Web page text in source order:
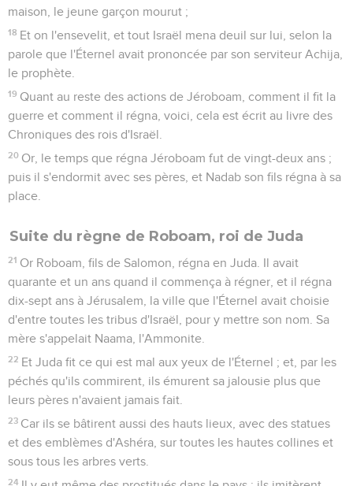
maison, le jeune garçon mourut ;
18 Et on l'ensevelit, et tout Israël mena deuil sur lui, selon la
parole que l'Éternel avait prononcée par son serviteur Achija,
le prophète.
19 Quant au reste des actions de Jéroboam, comment il fit la
guerre et comment il régna, voici, cela est écrit au livre des
Chroniques des rois d'Israël.
20 Or, le temps que régna Jéroboam fut de vingt-deux ans ;
puis il s'endormit avec ses pères, et Nadab son fils régna à sa
place.
Suite du règne de Roboam, roi de Juda
21 Or Roboam, fils de Salomon, régna en Juda. Il avait
quarante et un ans quand il commença à régner, et il régna
dix-sept ans à Jérusalem, la ville que l'Éternel avait choisie
d'entre toutes les tribus d'Israël, pour y mettre son nom. Sa
mère s'appelait Naama, l'Ammonite.
22 Et Juda fit ce qui est mal aux yeux de l'Éternel ; et, par les
péchés qu'ils commirent, ils émurent sa jalousie plus que
leurs pères n'avaient jamais fait.
23 Car ils se bâtirent aussi des hauts lieux, avec des statues
et des emblèmes d'Ashéra, sur toutes les hautes collines et
sous tous les arbres verts.
24